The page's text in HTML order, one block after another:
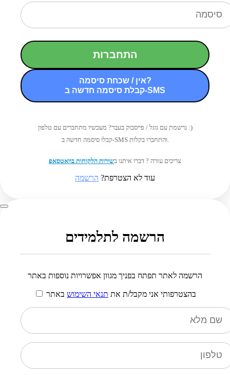
התחברות
אין / שכחת סיסמה?
קבלת סיסמה חדשה ב-SMS
נרשמת עם גוגל / פייסבוק בעבר? מעכשיו מתחברים עם טלפון :)
קבלו סיסמה חדשה ב-SMS והתחברו בקלות.
צריכים עזרה ? דברו איתנו בשירות הלקוחות בוואטסאפ
עוד לא הצטרפת? הרשמה
הרשמה לתלמידים
הרשמה לאתר תפתח בפניך מגוון אפשרויות נוספות באתר
בהצטרפותי אני מקבל/ת את תנאי השימוש באתר